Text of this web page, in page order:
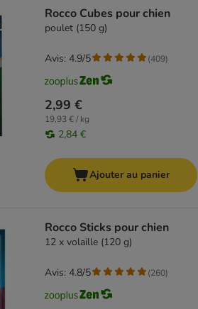
Rocco Cubes pour chien
poulet (150 g)
2,99 €
19,93 € / kg
2,84 €
Avis: 4.9/5 (409)
Ajouter au panier
Rocco Sticks pour chien
12 x volaille (120 g)
Avis: 4.8/5 (260)